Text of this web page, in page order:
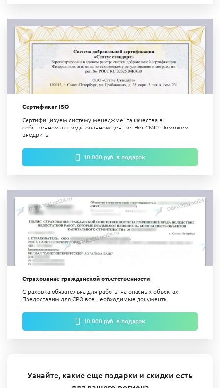
Сертификат ISO
Сертифицируем систему менеджмента качества в
собственном аккредитованном центре. Нет СМК? Поможем
внедрить.
10 000 руб. в подарок
Страхование гражданской ответственности
Страховка обязательна для работы на опасных объектах.
Предоставим для СРО все необходимые документы.
10 000 руб. в подарок
Узнайте, какие еще подарки и скидки есть